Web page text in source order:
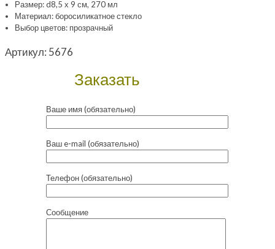
Размер: d8,5 х 9 см, 270 мл
Материал: боросиликатное стекло
Выбор цветов: прозрачный
Артикул: 5676
Заказать
Ваше имя (обязательно)
Ваш e-mail (обязательно)
Телефон (обязательно)
Сообщение